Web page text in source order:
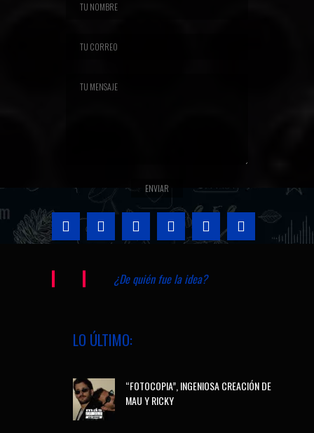
¿De quién fue la idea?
LO ÚLTIMO:
“FOTOCOPIA”, INGENIOSA CREACIÓN DE
MAU Y RICKY